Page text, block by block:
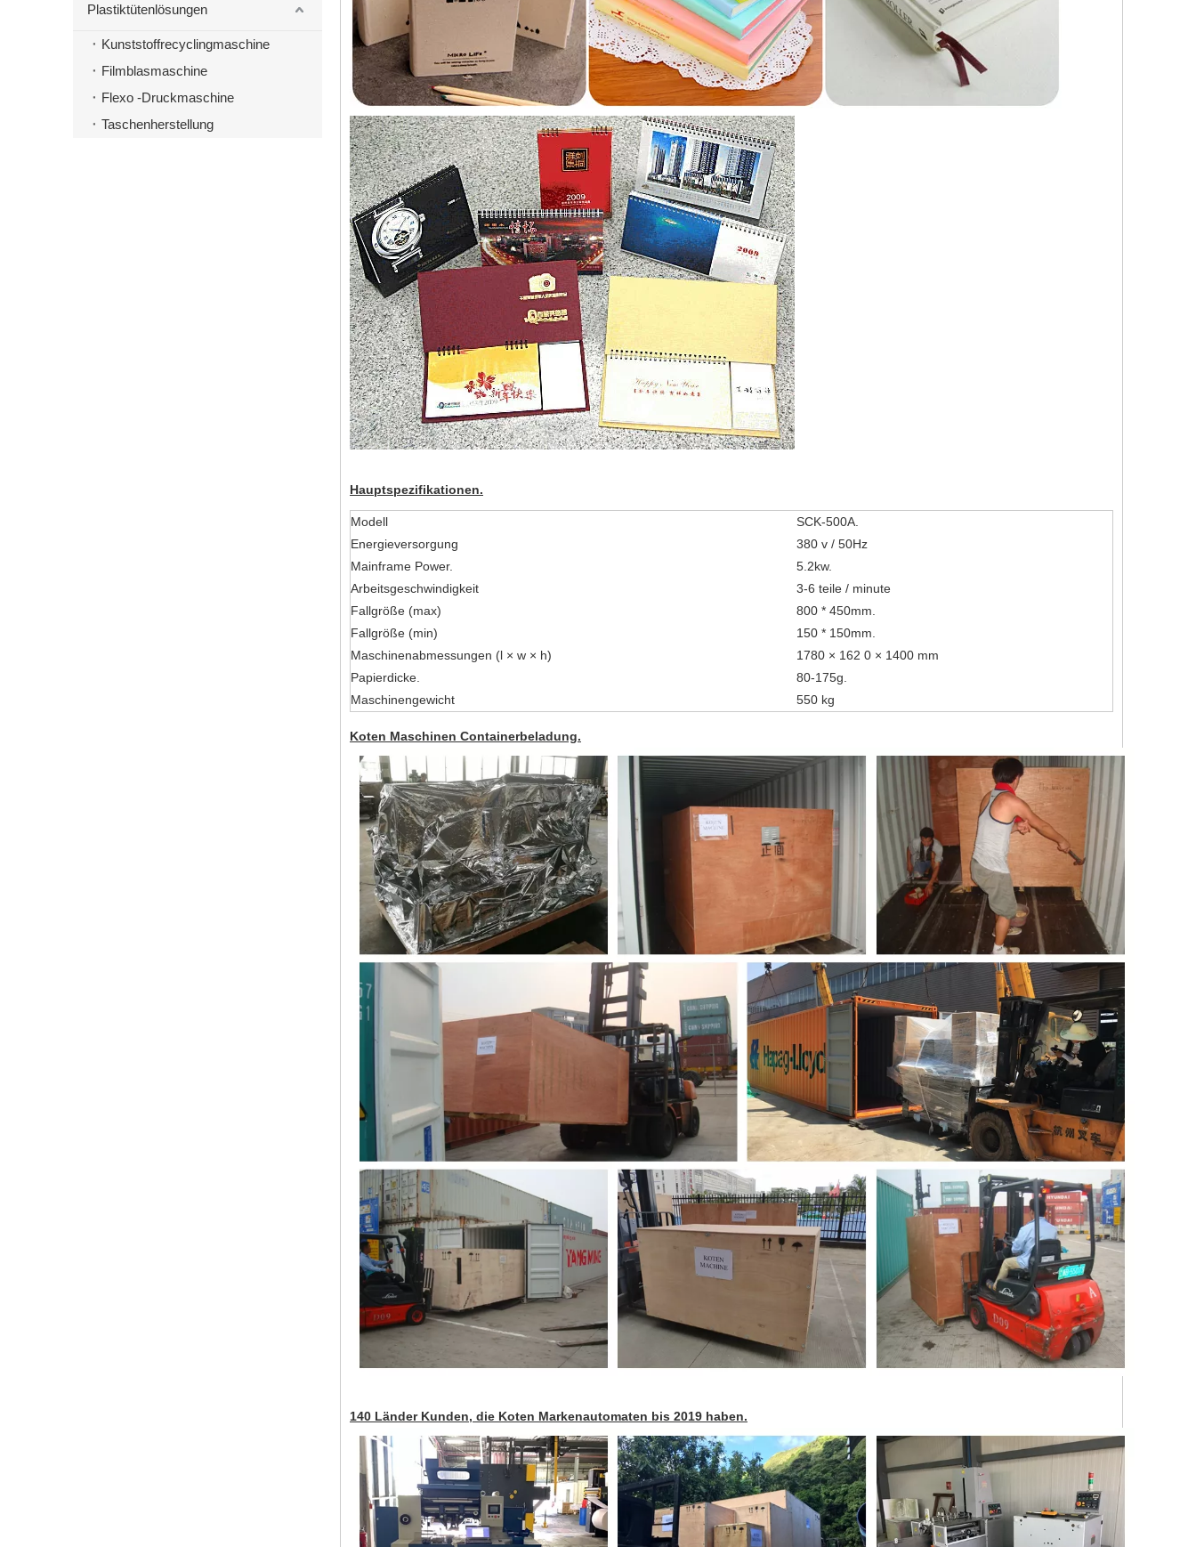
Plastiktütenlösungen
Kunststoffrecyclingmaschine
Filmblasmaschine
Flexo -Druckmaschine
Taschenherstellung
Hauptspezifikationen.
Modell
SCK-500A.
Energieversorgung
380 v / 50Hz
Mainframe Power.
5.2kw.
Arbeitsgeschwindigkeit
3-6 teile / minute
Fallgröße (max)
800 * 450mm.
Fallgröße (min)
150 * 150mm.
Maschinenabmessungen (l × w × h)
1780 × 162 0 × 1400 mm
Papierdicke.
80-175g.
Maschinengewicht
550 kg
Koten Maschinen Containerbeladung.
140 Länder Kunden, die Koten Markenautomaten bis 2019 haben.